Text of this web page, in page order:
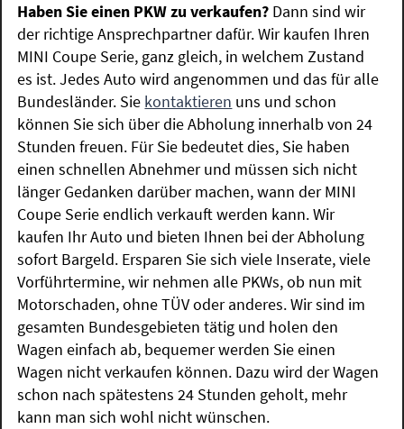
Haben Sie einen PKW zu verkaufen? Dann sind wir
der richtige Ansprechpartner dafür. Wir kaufen Ihren
MINI Coupe Serie, ganz gleich, in welchem Zustand
es ist. Jedes Auto wird angenommen und das für alle
Bundesländer. Sie kontaktieren uns und schon
können Sie sich über die Abholung innerhalb von 24
Stunden freuen. Für Sie bedeutet dies, Sie haben
einen schnellen Abnehmer und müssen sich nicht
länger Gedanken darüber machen, wann der MINI
Coupe Serie endlich verkauft werden kann. Wir
kaufen Ihr Auto und bieten Ihnen bei der Abholung
sofort Bargeld. Ersparen Sie sich viele Inserate, viele
Vorführtermine, wir nehmen alle PKWs, ob nun mit
Motorschaden, ohne TÜV oder anderes. Wir sind im
gesamten Bundesgebieten tätig und holen den
Wagen einfach ab, bequemer werden Sie einen
Wagen nicht verkaufen können. Dazu wird der Wagen
schon nach spätestens 24 Stunden geholt, mehr
kann man sich wohl nicht wünschen.